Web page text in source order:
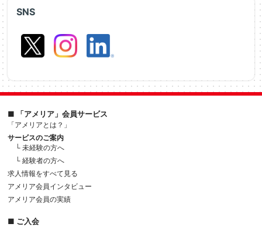
SNS
■ 「アメリア」会員サービス
「アメリアとは？」
サービスのご案内
└ 未経験の方へ
└ 経験者の方へ
求人情報をすべて見る
アメリア会員インタビュー
アメリア会員の実績
■ ご入会